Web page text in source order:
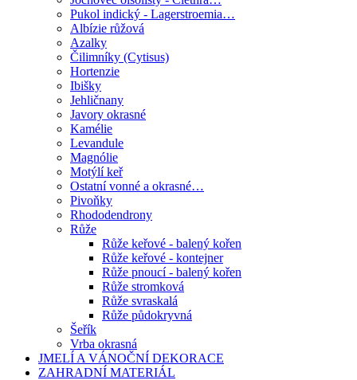
Pukol indický - Lagerstroemia…
Albízie růžová
Azalky
Čilimníky (Cytisus)
Hortenzie
Ibišky
Jehličnany
Javory okrasné
Kamélie
Levandule
Magnólie
Motýlí keř
Ostatní vonné a okrasné…
Pivoňky
Rhododendrony
Růže
Růže keřové - balený kořen
Růže keřové - kontejner
Růže pnoucí - balený kořen
Růže stromková
Růže svraskalá
Růže půdokryvná
Šeřík
Vrba okrasná
JMELÍ A VÁNOČNÍ DEKORACE
ZAHRADNÍ MATERIÁL